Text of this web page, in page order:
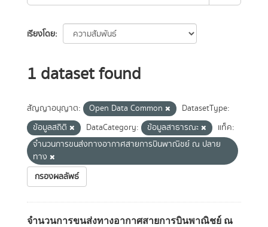
เรียงโดย
1 dataset found
สัญญาอนุญาต: Open Data Common
DatasetType:
ข้อมูลสถิติ
DataCategory: ข้อมูลสาธารณะ
แท็ค:
จำนวนการขนส่งทางอากาศสายการบินพาณิชย์ ณ ปลาย
ทาง
กรองผลลัพธ์
จำนวนการขนส่งทางอากาศสายการบินพาณิชย์ ณ